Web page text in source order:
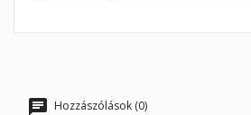
Hozzászólások (0)